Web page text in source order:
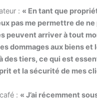
: « En tant que
pas me permettre de ne
peuvent arriver à tout
dommages aux biens et
des tiers, ce qui est
et la sécurité de mes
: « J’ai récemment